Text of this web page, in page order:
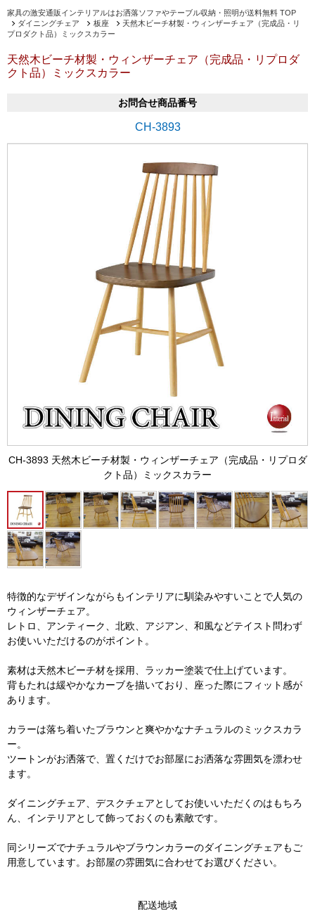
家具の激安通販インテリアルはお洒落ソファやテーブル収納・照明が送料無料 TOP
ダイニングチェア
板座
天然木ビーチ材製・ウィンザーチェア（完成品・リ
プロダクト品）ミックスカラー
天然木ビーチ材製・ウィンザーチェア（完成品・リプロダ
クト品）ミックスカラー
お問合せ商品番号
CH-3893
CH-3893 天然木ビーチ材製・ウィンザーチェア（完成品・リプロダ
クト品）ミックスカラー
特徴的なデザインながらもインテリアに馴染みやすいことで人気の
ウィンザーチェア。
レトロ、アンティーク、北欧、アジアン、和風などテイスト問わず
お使いいただけるのがポイント。
素材は天然木ビーチ材を採用、ラッカー塗装で仕上げています。
背もたれは緩やかなカーブを描いており、座った際にフィット感が
あります。
カラーは落ち着いたブラウンと爽やかなナチュラルのミックスカラ
ー。
ツートンがお洒落で、置くだけでお部屋にお洒落な雰囲気を漂わせ
ます。
ダイニングチェア、デスクチェアとしてお使いいただくのはもちろ
ん、インテリアとして飾っておくのも素敵です。
同シリーズでナチュラルやブラウンカラーのダイニングチェアもご
用意しています。お部屋の雰囲気に合わせてお選びください。
配送地域